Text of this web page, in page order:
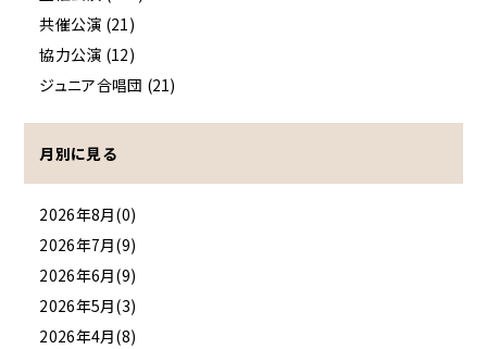
共催公演 (21)
協力公演 (12)
ジュニア合唱団 (21)
月別に見る
2026年8月(0)
2026年7月(9)
2026年6月(9)
2026年5月(3)
2026年4月(8)